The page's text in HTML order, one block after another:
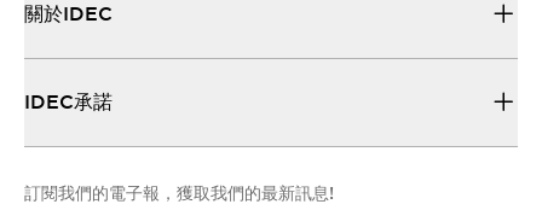
關於IDEC
IDEC承諾
訂閱我們的電子報，獲取我們的最新訊息!